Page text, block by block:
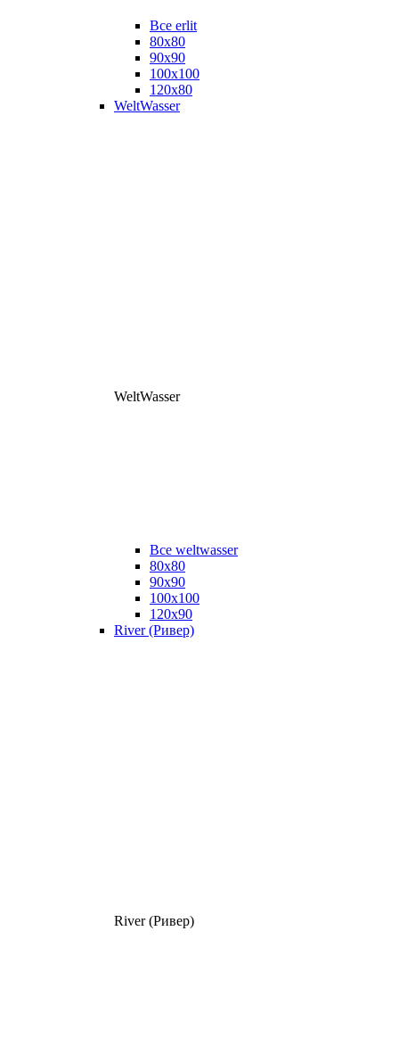
Все erlit
80x80
90x90
100x100
120x80
WeltWasser
WeltWasser
Все weltwasser
80x80
90x90
100x100
120x90
River (Ривер)
River (Ривер)